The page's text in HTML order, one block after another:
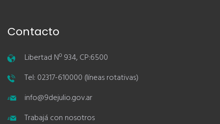
Contacto
Libertad Nº 934, CP:6500
Tel: 02317-610000 (líneas rotativas)
info@9dejulio.gov.ar
Trabajá con nosotros